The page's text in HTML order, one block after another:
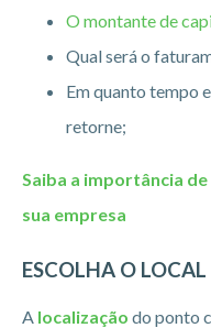
O montante de
Qual será o
Em quanto tempo
retorne;
Saiba a importância
sua empresa
ESCOLHA O LOCAL
A localização do ponto